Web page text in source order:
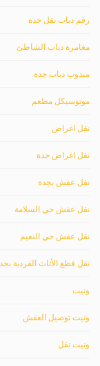
رقم دباب نقل جدة
مغامرة دباب الشاطئ
مندوب دباب جدة
موتوسيكل مطعم
نقل اغراض
نقل اغراض جدة
نقل عفش بجدة
نقل عفش حي السلامة
نقل عفش حي النعيم
نقل قطع الأثاث الفردية
ونيت
ونيت توصيل العفش
ونيت نقل